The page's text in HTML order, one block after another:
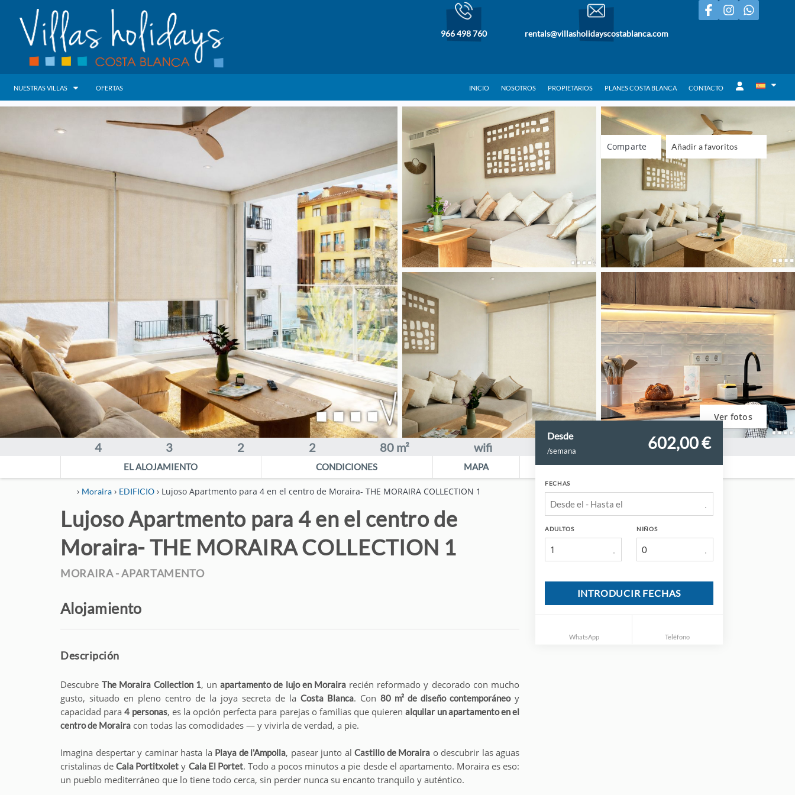
966 498 760 rentals@villasholidayscostablanca.com
NUESTRAS VILLAS OFERTAS INICIO NOSOTROS PROPIETARIOS PLANES COSTA BLANCA CONTACTO
NUESTRAS VILLAS
ALQUILER VILLAS BENISSA
ALQUILER VILLAS MORAIRA
ACCESO CLIENTES
ESPAÑOL
ENGLISH
DEUTSCH
FRANÇAIS
NEDERLANDS
Ver fotos
Añadir a favoritos
Comparte
4 3 2 2 80 m² wifi
EL ALOJAMIENTO CONDICIONES MAPA
› Moraira › EDIFICIO › Lujoso Apartmento para 4 en el centro de Moraira- THE MORAIRA COLLECTION 1
Lujoso Apartmento para 4 en el centro de
Moraira- THE MORAIRA COLLECTION 1
MORAIRA -APARTAMENTO
Desde
/semana 602,00 €
FECHAS
ADULTOS
1
NIÑOS
INTRODUCIR FECHAS
WhatsApp Teléfono
Alojamiento
Descripción
DescubreThe Moraira Collection 1, unapartamento de lujo en Morairarecién reformado y decorado con mucho
gusto, situado en pleno centro de la joya secreta de la Costa Blanca. Con 80 m² de diseño contemporáneoy
capacidad para4 personas, es la opción perfecta para parejas o familias que quierenalquilar un apartamento en el
centro de Moraira con todas las comodidades — y vivirla de verdad, a pie.
Imagina despertar y caminar hasta la Playa de l'Ampolla, pasear junto al Castillo de Moraira o descubrir las aguas
cristalinas deCala Portitxolet y Cala El Portet. Todo a pocos minutos a pie desde el apartamento. Moraira es eso:
un pueblo mediterráneo que lo tiene todo cerca, sin perder nunca su encanto tranquilo y auténtico.